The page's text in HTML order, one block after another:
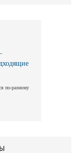
по-разному